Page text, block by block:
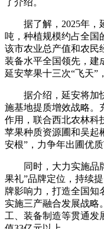
了介绍。
据了解，2025年，延
吨，种植规模约占全国
该市农业总产值和农民
装备水平全国领先，建
延安苹果十三次“飞天”
据介绍，延安将加快
施基地提质增效战略。
作用，联合西北农林科
苹果种质资源圃和吴起
安根”，力争年出圃优质
同时，大力实施品牌
果礼”品牌定位，持续
牌影响力，打造全国知
实施三产融合发展战略
工、装备制造等贯通发